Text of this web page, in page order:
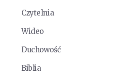
Czytelnia
Wideo
Duchowość
Biblia